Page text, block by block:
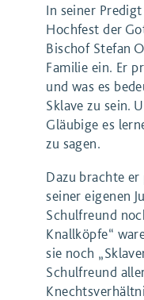
In seiner
Hochfest der
Bischof Stefan
Familie ein. Er
und was es
Sklave zu sein.
Gläubige es
zu sagen.
Dazu brachte
seiner eigenen
Schulfreund
Knallköpfe“
sie noch
Schulfreund